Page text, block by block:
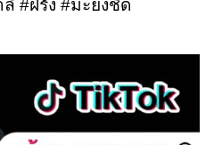
#ฝรั่ง #มะยงชิด